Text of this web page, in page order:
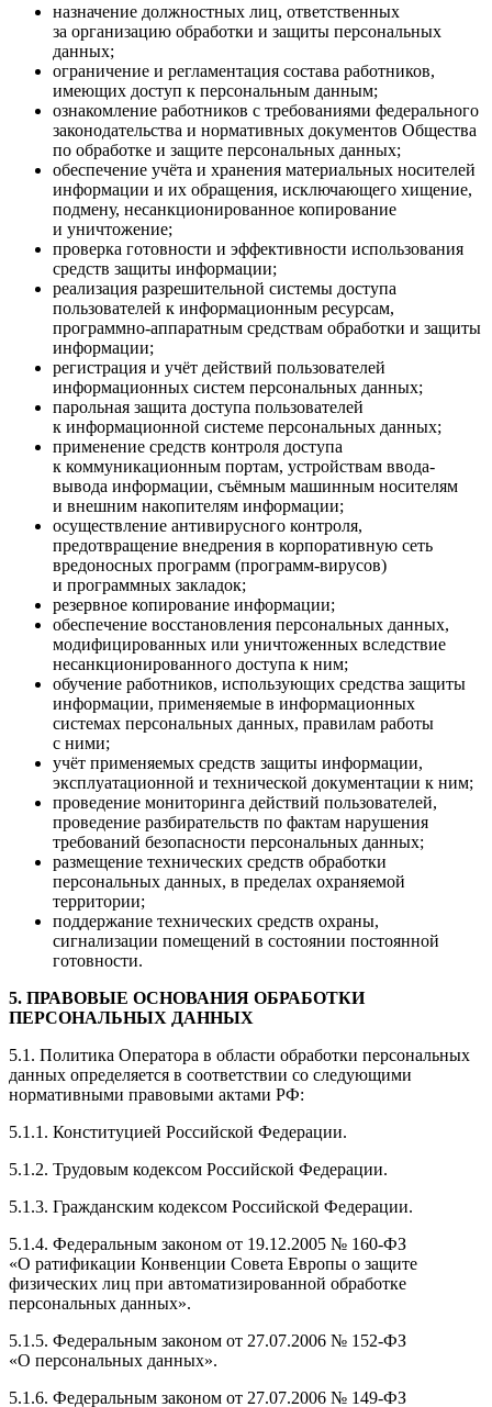
назначение должностных лиц, ответственных
за организацию обработки и защиты персональных
данных;
ограничение и регламентация состава работников,
имеющих доступ к персональным данным;
ознакомление работников с требованиями федерального
законодательства и нормативных документов Общества
по обработке и защите персональных данных;
обеспечение учёта и хранения материальных носителей
информации и их обращения, исключающего хищение,
подмену, несанкционированное копирование
и уничтожение;
проверка готовности и эффективности использования
средств защиты информации;
реализация разрешительной системы доступа
пользователей к информационным ресурсам,
программно-аппаратным средствам обработки и защиты
информации;
регистрация и учёт действий пользователей
информационных систем персональных данных;
парольная защита доступа пользователей
к информационной системе персональных данных;
применение средств контроля доступа
к коммуникационным портам, устройствам ввода-
вывода информации, съёмным машинным носителям
и внешним накопителям информации;
осуществление антивирусного контроля,
предотвращение внедрения в корпоративную сеть
вредоносных программ (программ-вирусов)
и программных закладок;
резервное копирование информации;
обеспечение восстановления персональных данных,
модифицированных или уничтоженных вследствие
несанкционированного доступа к ним;
обучение работников, использующих средства защиты
информации, применяемые в информационных
системах персональных данных, правилам работы
с ними;
учёт применяемых средств защиты информации,
эксплуатационной и технической документации к ним;
проведение мониторинга действий пользователей,
проведение разбирательств по фактам нарушения
требований безопасности персональных данных;
размещение технических средств обработки
персональных данных, в пределах охраняемой
территории;
поддержание технических средств охраны,
сигнализации помещений в состоянии постоянной
готовности.
5. ПРАВОВЫЕ ОСНОВАНИЯ ОБРАБОТКИ
ПЕРСОНАЛЬНЫХ ДАННЫХ
5.1. Политика Оператора в области обработки персональных
данных определяется в соответствии со следующими
нормативными правовыми актами РФ:
5.1.1. Конституцией Российской Федерации.
5.1.2. Трудовым кодексом Российской Федерации.
5.1.3. Гражданским кодексом Российской Федерации.
5.1.4. Федеральным законом от 19.12.2005 № 160-ФЗ
«О ратификации Конвенции Совета Европы о защите
физических лиц при автоматизированной обработке
персональных данных».
5.1.5. Федеральным законом от 27.07.2006 № 152-ФЗ
«О персональных данных».
5.1.6. Федеральным законом от 27.07.2006 № 149-ФЗ